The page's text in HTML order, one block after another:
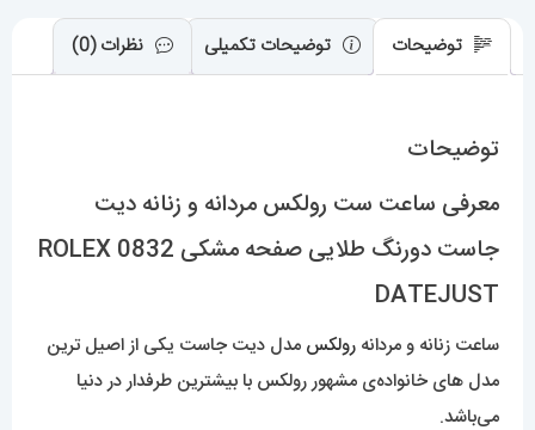
ROLEX
DATEJUST
توضیحات توضیحات تکمیلی نظرات (0)
توضیحات
معرفی ساعت ست رولکس مردانه و زنانه دیت
جاست دورنگ طلایی صفحه مشکی 0832 ROLEX
DATEJUST
ساعت زنانه و مردانه رولکس مدل دیت جاست یکی از اصیل ترین
مدل های خانواده‌ی مشهور رولکس با بیشترین طرفدار در دنیا
می‌باشد.